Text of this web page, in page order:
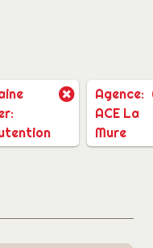
Agence:
ACE La
Mure